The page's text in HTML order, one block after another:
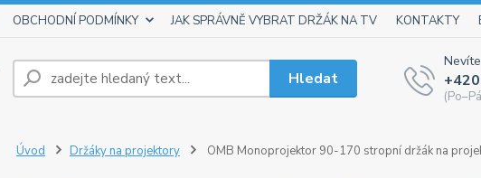
OBCHODNÍ PODMÍNKY JAK SPRÁVNĚ VYBRAT DRŽÁK NA TV KONTAKTY
Hledat
Úvod Držáky na projektory OMB Monoprojektor 90-170 stropní držák na